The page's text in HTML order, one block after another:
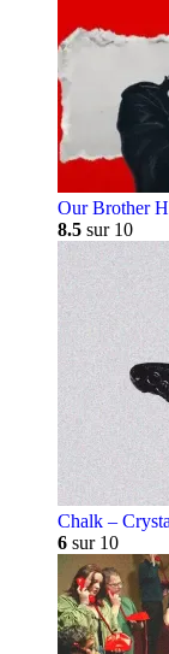
Our Brother
8.5 sur 10
Chalk –
6 sur 10